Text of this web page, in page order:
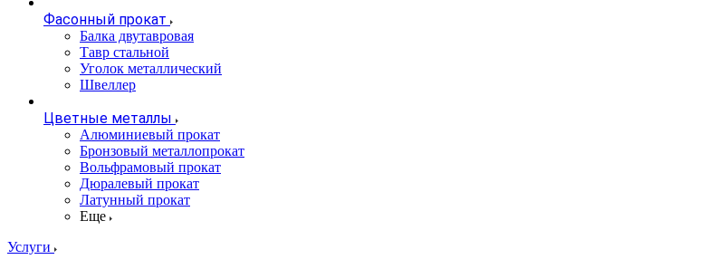
Фасонный прокат
Балка двутавровая
Тавр стальной
Уголок металлический
Швеллер
Цветные металлы
Алюминиевый прокат
Бронзовый металлопрокат
Вольфрамовый прокат
Дюралевый прокат
Латунный прокат
Еще
Услуги